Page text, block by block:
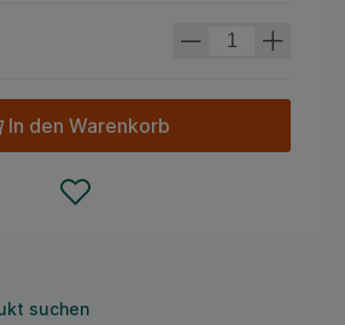
In den Warenkorb
suchen